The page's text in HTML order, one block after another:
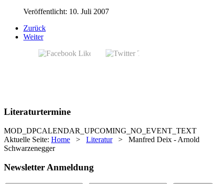
Veröffentlicht: 10. Juli 2007
Zurück
Weiter
Literaturtermine
MOD_DPCALENDAR_UPCOMING_NO_EVENT_TEXT
Aktuelle Seite: Home > Literatur > Manfred Deix - Arnold
Schwarzenegger
Newsletter Anmeldung